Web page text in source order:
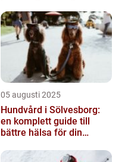
05 augusti 2025
Hundvård i Sölvesborg:
en komplett guide till
bättre hälsa för din